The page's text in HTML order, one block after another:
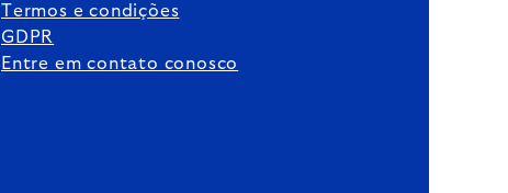
Termos e condições
GDPR
Entre em contato conosco